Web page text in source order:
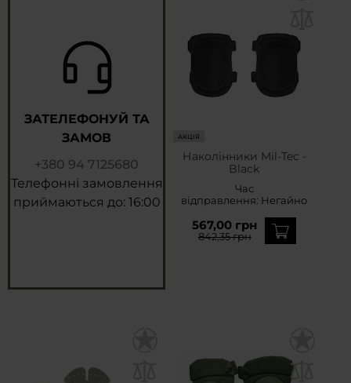
ЗАТЕЛЕФОНУЙ ТА
ЗАМОВ
+380 94 7125680
Телефонні замовлення
приймаються до: 16:00
АКЦІЯ
Наколінники Mil-Tec -
Black
Час
відправлення: Негайно
567,00 грн
842,35 грн